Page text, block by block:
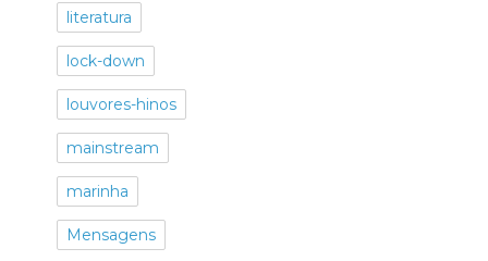
literatura
lock-down
louvores-hinos
mainstream
marinha
Mensagens